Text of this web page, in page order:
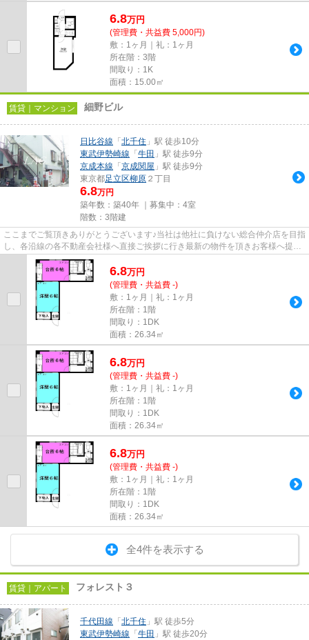
6.8万円
(管理費・共益費 5,000円)
敷：1ヶ月｜礼：1ヶ月
所在階：3階
間取り：1K
面積：15.00㎡
賃貸｜マンション 細野ビル
日比谷線 「 北千住 」駅 徒歩10分
東武伊勢崎線 「 牛田 」駅 徒歩9分
京成本線 「 京成関屋 」駅 徒歩9分
東京都足立区柳原 ２丁目
6.8万円
築年数：築40年 ｜募集中： 4室
階数：3階建
ここまでご覧頂きありがとうございます♪当社は他社に負けない総合仲介店を目指
し、各沿線の各不動産会社様へ直接ご挨拶に行き最新の物件を頂きお客様へ提供
しております！最新の情報は...
6.8万円
(管理費・共益費 -)
敷：1ヶ月｜礼：1ヶ月
所在階：1階
間取り：1DK
面積：26.34㎡
6.8万円
(管理費・共益費 -)
敷：1ヶ月｜礼：1ヶ月
所在階：1階
間取り：1DK
面積：26.34㎡
6.8万円
(管理費・共益費 -)
敷：1ヶ月｜礼：1ヶ月
所在階：1階
間取り：1DK
面積：26.34㎡
全4件を表示する
賃貸｜アパート フォレスト３
千代田線 「 北千住 」駅 徒歩5分
東武伊勢崎線 「 牛田 」駅 徒歩20分